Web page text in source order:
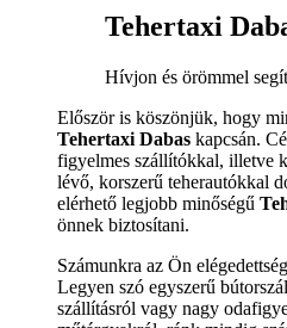
Tehertaxi 0-24